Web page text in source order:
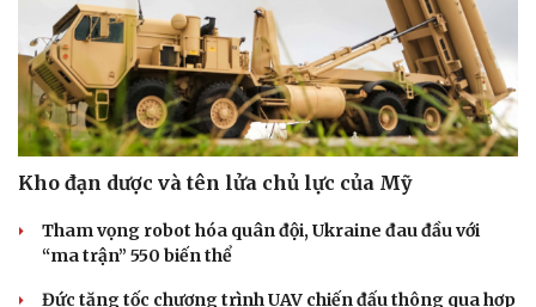
Pháp luật
Vụ án
Tin nóng
Tư vấn luật
Quân sự - Quốc phòng
Vũ khí
Việt Nam
Phân tích
Kho đạn dược và tên lửa chủ lực của Mỹ
Tham vọng robot hóa quân đội, Ukraine đau đầu với
“ma trận” 550 biến thể
Đức tăng tốc chương trình UAV chiến đấu thông qua hợp